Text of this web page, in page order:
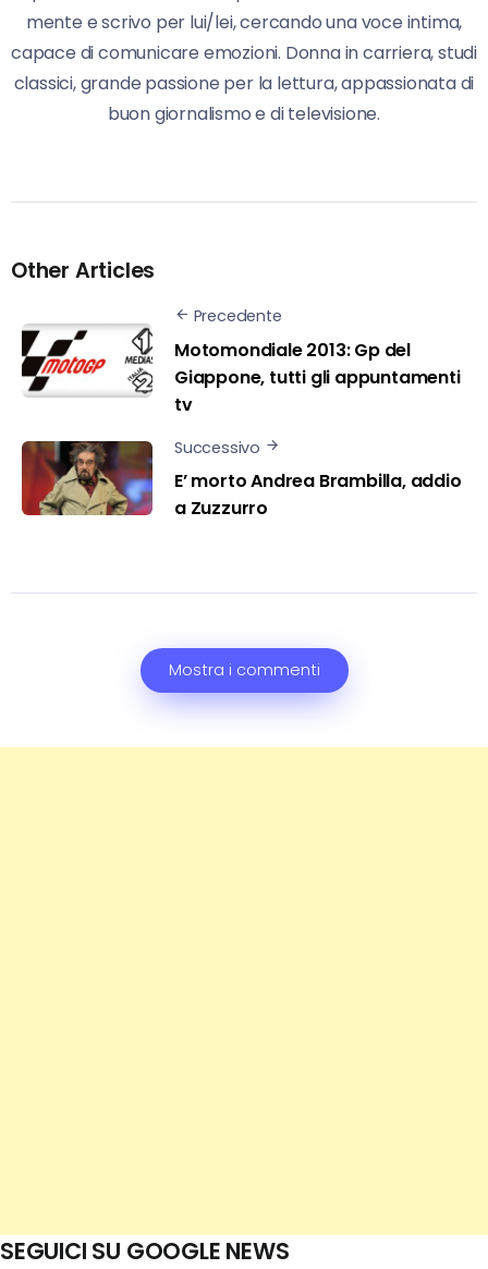
mente e scrivo per lui/lei, cercando una voce intima,
capace di comunicare emozioni. Donna in carriera, studi
classici, grande passione per la lettura, appassionata di
buon giornalismo e di televisione.
Other Articles
Precedente
Motomondiale 2013: Gp del
Giappone, tutti gli appuntamenti
tv
Successivo
E’ morto Andrea Brambilla, addio
a Zuzzurro
Mostra i commenti
SEGUICI SU GOOGLE NEWS